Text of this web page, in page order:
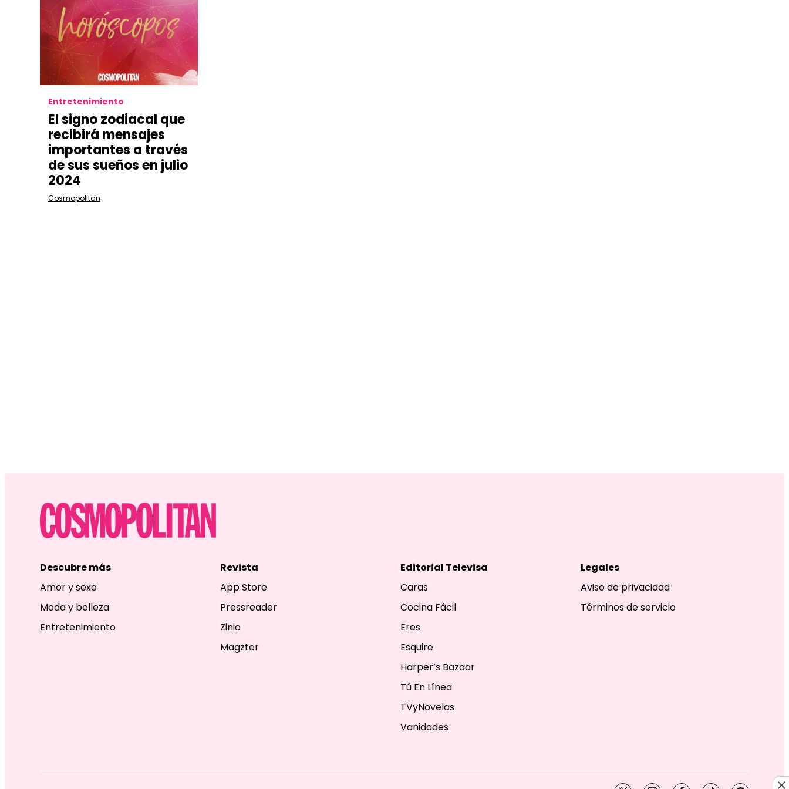
Entretenimiento
El signo zodiacal que
recibirá mensajes
importantes a través
de sus sueños en julio
2024
Cosmopolitan
Descubre más
Amor y sexo
Moda y belleza
Entretenimiento
Revista
App Store
Pressreader
Zinio
Magzter
Editorial Televisa
Caras
Cocina Fácil
Eres
Esquire
Harper’s Bazaar
Tú En Línea
TVyNovelas
Vanidades
Legales
Aviso de privacidad
Términos de servicio